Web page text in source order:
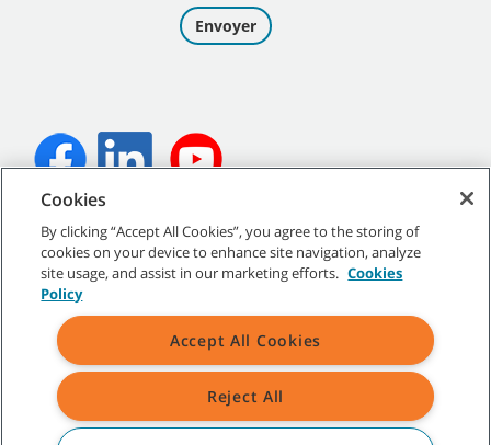
©2026Tennant Company. Tous droits réservés.
Plan du site Politiques générales Conditions d’utilisation
Conditions de vente
Toutes les marques de commerce et tous les logos de Tennant
indiqués sont la propriété de Tennant Company et/ou de ses
Cookies
By clicking “Accept All Cookies”, you agree to the storing of
cookies on your device to enhance site navigation, analyze
site usage, and assist in our marketing efforts. Cookies
Policy
Accept All Cookies
Reject All